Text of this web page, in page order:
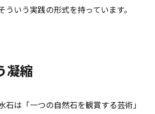
ういう実践の形式を持っています。
凝縮
石は「一つの自然石を観賞する芸術」